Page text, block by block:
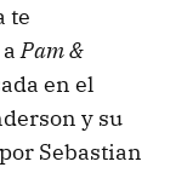
te
Pam &
en el
y su
Sebastian